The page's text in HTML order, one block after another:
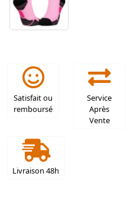
Satisfait ou
remboursé
Service
Après
Vente
Livraison 48h